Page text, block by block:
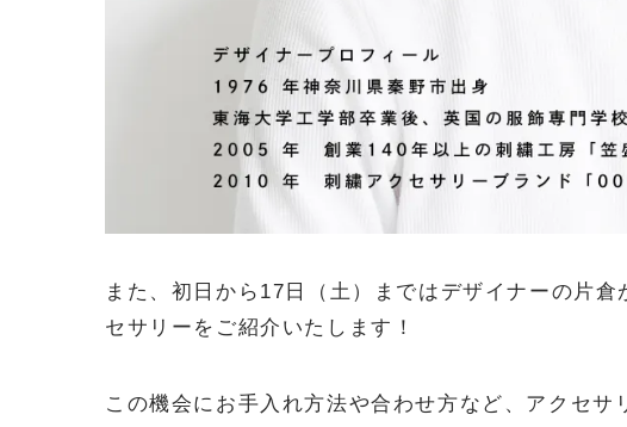
また、初日から17日（土）まではデザイナーの片
セサリーをご紹介いたします！
この機会にお手入れ方法や合わせ方など、アクセ